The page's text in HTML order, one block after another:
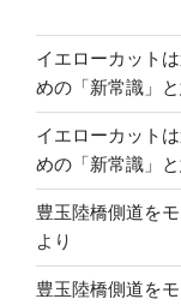
イエローカット
めの「新常識」
イエローカット
めの「新常識」
豊玉陸橋側道を
より
豊玉陸橋側道を